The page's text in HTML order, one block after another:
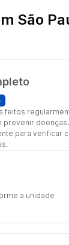
São
feitos
para verificar
a unidade